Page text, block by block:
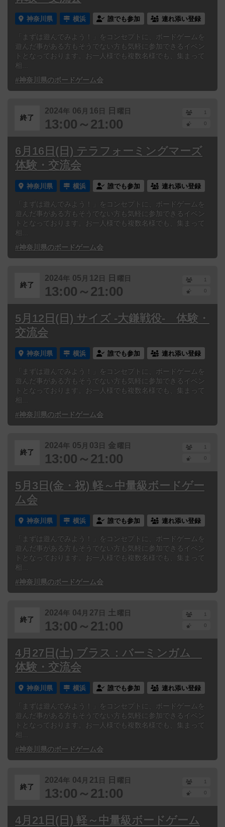
神奈川県 横浜 誰でも参加 連れ添い登録
「まずは遊んでみよう！」をコンセプトに、ボードゲームを
遊んだ事がある方もそうでない方も気軽に参加できるイベン
トとなっております。お一人様でも複数名様でも、集まって
相...
#神奈川県のボードゲーム会
終了
2024年 06 月 16 日 日 曜日
13:00～21:00
1
0
6月16日(日) テラフォーミングマーズ
体験・交流会
神奈川県 横浜 誰でも参加 連れ添い登録
「まずは遊んでみよう！」をコンセプトに、ボードゲームを
遊んだ事がある方もそうでない方も気軽に参加できるイベン
トとなっております。お一人様でも複数名様でも、集まって
相...
#神奈川県のボードゲーム会
終了
2024年 05 月 12 日 日 曜日
13:00～21:00
1
0
5月12日(日) サイズ -大鎌戦役- 体験・
交流会
神奈川県 横浜 誰でも参加 連れ添い登録
「まずは遊んでみよう！」をコンセプトに、ボードゲームを
遊んだ事がある方もそうでない方も気軽に参加できるイベン
トとなっております。お一人様でも複数名様でも、集まって
相...
#神奈川県のボードゲーム会
終了
2024年 05 月 03 日 金曜日
13:00～21:00
1
0
5月3日(金・祝) 軽～中量級ボードゲー
ム会
神奈川県 横浜 誰でも参加 連れ添い登録
「まずは遊んでみよう！」をコンセプトに、ボードゲームを
遊んだ事がある方もそうでない方も気軽に参加できるイベン
トとなっております。お一人様でも複数名様でも、集まって
相...
#神奈川県のボードゲーム会
終了
2024年 04月 27 日 土 曜日
13:00～21:00
1
0
4月27日(土) ブラス：バーミンガム
体験・交流会
神奈川県 横浜 誰でも参加 連れ添い登録
「まずは遊んでみよう！」をコンセプトに、ボードゲームを
遊んだ事がある方もそうでない方も気軽に参加できるイベン
トとなっております。お一人様でも複数名様でも、集まって
相...
#神奈川県のボードゲーム会
終了
2024年 04月 21 日 日 曜日
13:00～21:00
1
0
4月21日(日) 軽～中量級ボードゲーム